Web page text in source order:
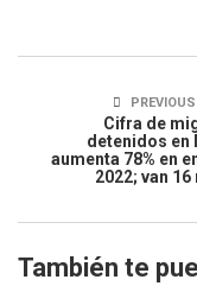
Cifra de
detenidos en
aumenta 78% en
2022; van
También te